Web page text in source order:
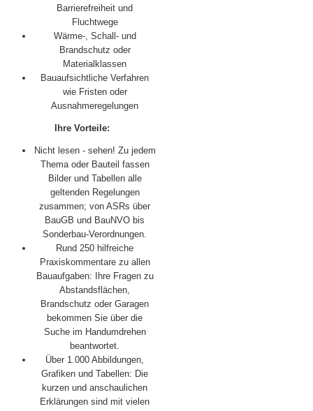
Barrierefreiheit und
Fluchtwege
Wärme-, Schall- und
Brandschutz oder
Materialklassen
Bauaufsichtliche Verfahren
wie Fristen oder
Ausnahmeregelungen
Ihre Vorteile:
Nicht lesen - sehen! Zu jedem
Thema oder Bauteil fassen
Bilder und Tabellen alle
geltenden Regelungen
zusammen; von ASRs über
BauGB und BauNVO bis
Sonderbau-Verordnungen.
Rund 250 hilfreiche
Praxiskommentare zu allen
Bauaufgaben: Ihre Fragen zu
Abstandsflächen,
Brandschutz oder Garagen
bekommen Sie über die
Suche im Handumdrehen
beantwortet.
Über 1.000 Abbildungen,
Grafiken und Tabellen: Die
kurzen und anschaulichen
Erklärungen sind mit vielen